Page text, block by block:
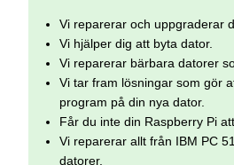
Vi reparerar och uppgraderar
Vi hjälper dig att byta dator.
Vi reparerar bärbara datorer
Vi tar fram lösningar som gör
program på din nya dator.
Får du inte din Raspberry Pi
Vi reparerar allt från IBM PC
datorer.